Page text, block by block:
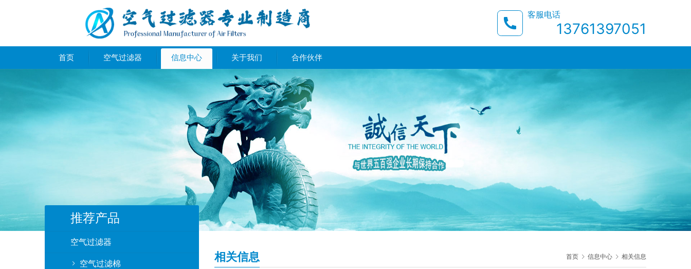
客服电话
13761397051
首页 空气过滤器 信息中心 关于我们 合作伙伴
首页 信息中心 相关信息
相关信息
推荐产品
空气过滤器
空气过滤棉